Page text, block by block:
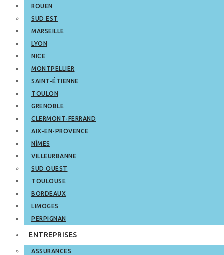
ROUEN
SUD EST
MARSEILLE
LYON
NICE
MONTPELLIER
SAINT-ÉTIENNE
TOULON
GRENOBLE
CLERMONT-FERRAND
AIX-EN-PROVENCE
NÎMES
VILLEURBANNE
SUD OUEST
TOULOUSE
BORDEAUX
LIMOGES
PERPIGNAN
ENTREPRISES
ASSURANCES